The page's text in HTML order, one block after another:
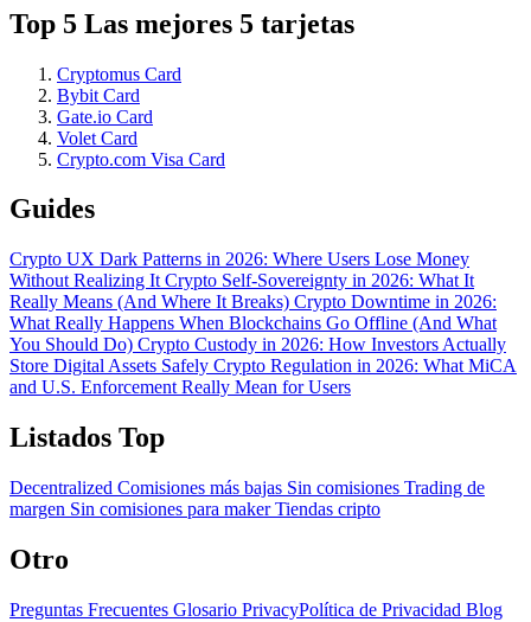
Top 5 Las mejores 5 tarjetas
Cryptomus Card
Bybit Card
Gate.io Card
Volet Card
Crypto.com Visa Card
Guides
Crypto UX Dark Patterns in 2026: Where Users Lose Money
Without Realizing It Crypto Self-Sovereignty in 2026: What It
Really Means (And Where It Breaks) Crypto Downtime in 2026:
What Really Happens When Blockchains Go Offline (And What
You Should Do) Crypto Custody in 2026: How Investors Actually
Store Digital Assets Safely Crypto Regulation in 2026: What MiCA
and U.S. Enforcement Really Mean for Users
Listados Top
Decentralized Comisiones más bajas Sin comisiones Trading de
margen Sin comisiones para makerTiendas cripto
Otro
Preguntas Frecuentes Glosario PrivacyPolítica de Privacidad Blog